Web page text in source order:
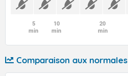
5
min
10
min
20
min
Comparaison aux normales